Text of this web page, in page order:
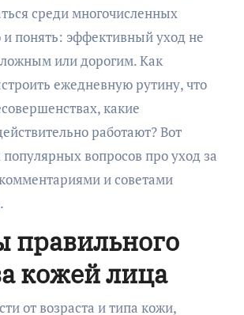
среди многочисленных
и понять: эффективный уход не
или дорогим. Как
ежедневную рутину, что
какие
работают? Вот
вопросов про уход за
и советами
правильного
кожей лица
от возраста и типа кожи,